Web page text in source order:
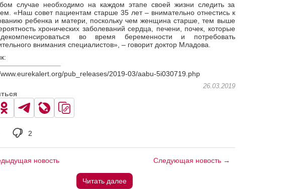
случае необходимо на каждом этапе своей жизни следить за
«Наш совет пациентам старше 35 лет – внимательно отнестись к
ребенка и матери, поскольку чем женщина старше, тем выше
хронических заболеваний сердца, печени, почек, которые
во время беременности и потребовать
внимания специалистов», – говорит доктор Младова.
pub_releases/2019-03/aabu-5i030719.php
26.03.2019
2
новость Следующая новость →
Читать далее